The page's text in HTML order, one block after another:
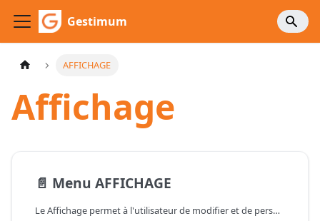
Gestimum
AFFICHAGE
Affichage
📄️ Menu AFFICHAGE
Le Affichage permet à l'utilisateur de modifier et de personnaliser les différentes barres présentes (indiquées par une coche devant) ou non à l'écran lors du lancement du logiciel.